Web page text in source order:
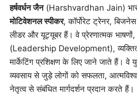
हर्षवर्धन जैन(Harshvardhan Jain)
मोटिवेशनल स्पीकर, कॉर्पोरेट ट्रेनर,
लीडर और यूट्यूबर हैं। वे प्रेरणात्मक
(Leadership Development),
मार्केटिंग प्रशिक्षण के लिए जाने जाते हैं। वे
व्यवसाय से जुड़े लोगों को सफलता,
नेतृत्व से संबंधित मार्गदर्शन प्रदान करते हैं।